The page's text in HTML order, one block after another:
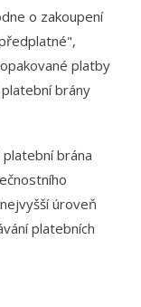
o zakoupení
platby
brány
platební brána
úroveň
platebních